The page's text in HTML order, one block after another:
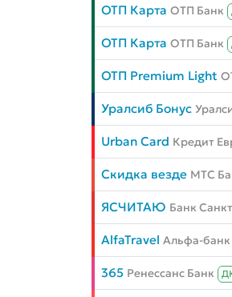
ОТП Карта ОТП Банк
ОТП Карта ОТП Банк
ОТП Premium Light
Уралсиб Бонус
Urban Card Кредит
Скидка везде МТС
ЯСЧИТАЮ Банк
AlfaTravel Альфа-банк
365 Ренессанс Банк